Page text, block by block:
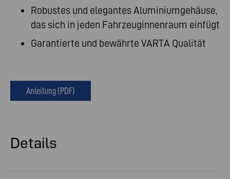
Robustes und elegantes Aluminiumgehäuse,
das sich in jeden Fahrzeuginnenraum einfügt
Garantierte und bewährte VARTA Qualität
Anleitung (PDF)
Details